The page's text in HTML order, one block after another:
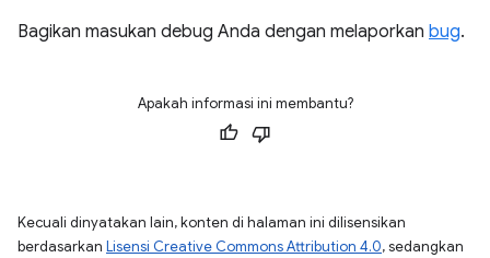
Bagikan masukan debug Anda dengan melaporkan bug.
Apakah informasi ini membantu?
Kecuali dinyatakan lain, konten di halaman ini dilisensikan
berdasarkan Lisensi Creative Commons Attribution 4.0, sedangkan